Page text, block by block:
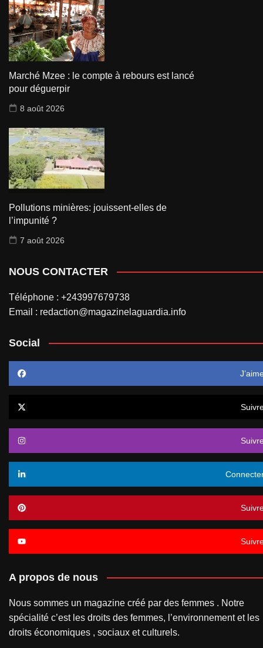
Marché Mzee : le compte à rebours est lancé
pour déguerpir
8 août 2026
Pollutions minières: jouissent-elles de
l’impunité ?
7 août 2026
NOUS CONTACTER
Téléphone : +243997679738
Email : redaction@magazinelaguardia.info
Social
A propos de nous
Nous sommes un magazine créé par des femmes . Notre
spécialité c’est les droits des femmes, l’environnement et les
droits économiques , sociaux et culturels.